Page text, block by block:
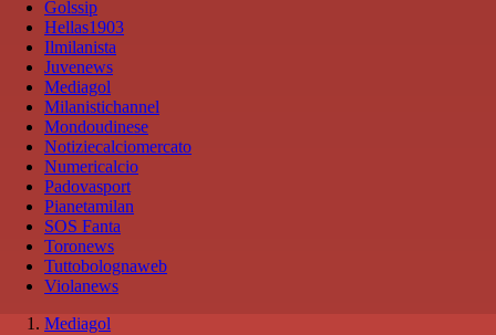
Golssip
Hellas1903
Ilmilanista
Juvenews
Mediagol
Milanistichannel
Mondoudinese
Notiziecalciomercato
Numericalcio
Padovasport
Pianetamilan
SOS Fanta
Toronews
Tuttobolognaweb
Violanews
Mediagol